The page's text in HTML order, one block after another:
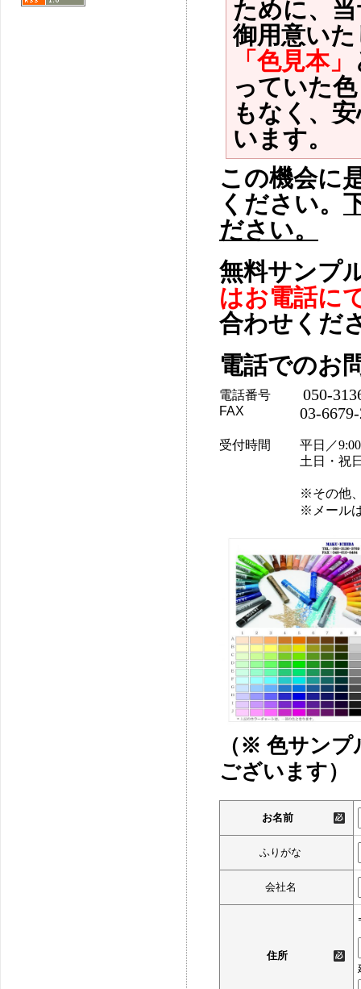
ために、
御用意い
「色見本」
っていた
もなく、
います。
この機会に
ください。
ださい。
無料サンプ
はお電話に
合わせくだ
電話でのお
電話番号
FAX
050-
03-
受付時間
平日／
土日・祝
※その他
※メール
（※ 色サン
ございます）
お名前
ふりがな
会社名
住所